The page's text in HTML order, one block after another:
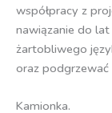
współpracy z
nawiązanie do
żartobliwego
oraz
Kamionka.